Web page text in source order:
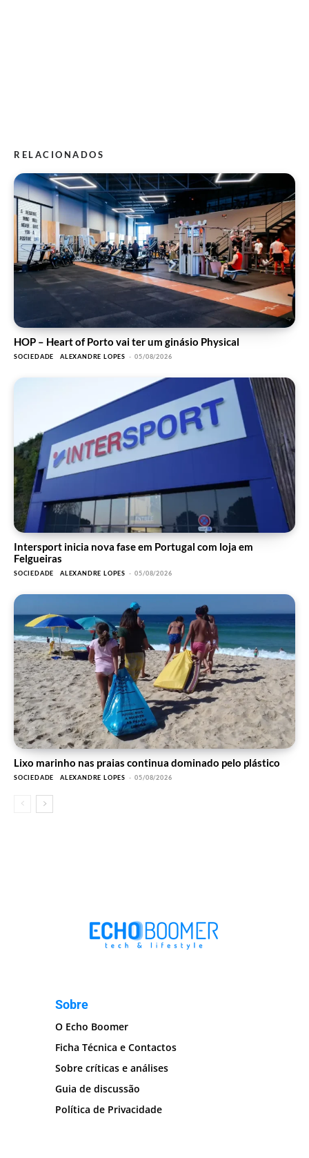
RELACIONADOS
HOP – Heart of Porto vai ter um ginásio Physical
SOCIEDADE ALEXANDRE LOPES - 05/08/2026
Intersport inicia nova fase em Portugal com loja em
Felgueiras
SOCIEDADE ALEXANDRE LOPES - 05/08/2026
Lixo marinho nas praias continua dominado pelo plástico
SOCIEDADE ALEXANDRE LOPES - 05/08/2026
Sobre
O Echo Boomer
Ficha Técnica e Contactos
Sobre críticas e análises
Guia de discussão
Política de Privacidade